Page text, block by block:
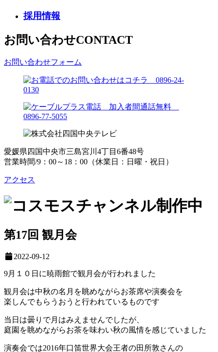
採用情報
お問い合わせCONTACT
お問い合わせフォーム
愛媛県四国中央市三島宮川4丁目6番48号
営業時間/9：00～18：00（休業日：日曜・祝日）
アクセス
第17回 観月会
2022-09-12
9月１０日に暁雨館で観月会が行われました
観月会は中秋の名月を眺めながらお茶席や演奏会を
楽しんでもらうおうと行われているものです
当日は曇りで月はみえませんでしたが、
庭園を眺めながらお茶を味わい秋の風情を感じていました
演奏会では2016年口笛世界大会王者の田所敦さんの